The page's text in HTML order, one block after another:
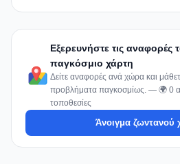
Εξερευνήστε τις
παγκόσμιο χάρτη
Δείτε αναφορές ανά χώρα και
προβλήματα παγκοσμίως. — 🌍 0
τοποθεσίες
Άνοιγμα ζωντανού